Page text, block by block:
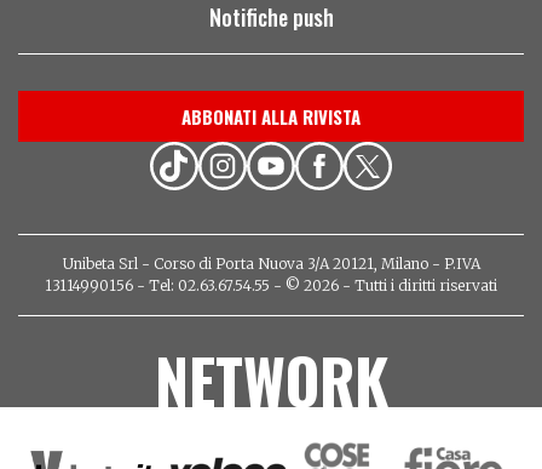
Notifiche push
ABBONATI ALLA RIVISTA
Unibeta Srl - Corso di Porta Nuova 3/A 20121, Milano - P.IVA
13114990156 - Tel: 02.63.67.54.55 - © 2026 - Tutti i diritti riservati
NETWORK